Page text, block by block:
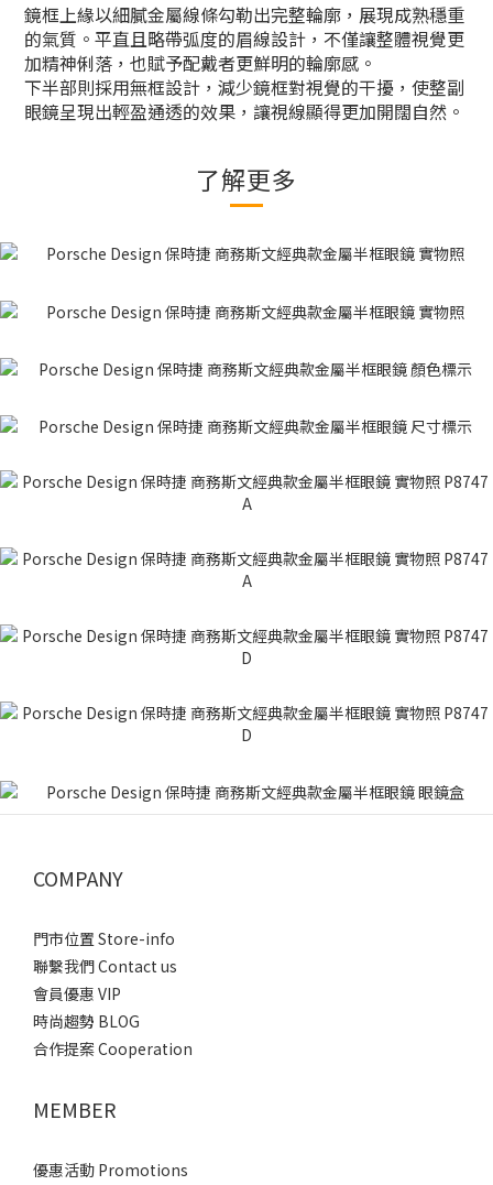
鏡框上緣以細膩金屬線條勾勒出完整輪廓，展現成熟穩重
的氣質。平直且略帶弧度的眉線設計，不僅讓整體視覺更
加精神俐落，也賦予配戴者更鮮明的輪廓感。
下半部則採用無框設計，減少鏡框對視覺的干擾，使整副
眼鏡呈現出輕盈通透的效果，讓視線顯得更加開闊自然。
了解更多
COMPANY
門市位置 Store-info
聯繫我們 Contact us
會員優惠 VIP
時尚趨勢 BLOG
合作提案 Cooperation
MEMBER
優惠活動 Promotions